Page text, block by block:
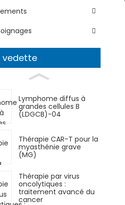
vedette
Lymphome diffus à
grandes cellules B
(LDGCB)-04
Thérapie CAR-T pour la
myasthénie grave
(MG)
Thérapie par virus
oncolytiques :
traitement avancé du
cancer